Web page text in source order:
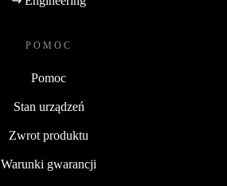
POMOC
Pomoc
Stan urządzeń
Zwrot produktu
Warunki gwarancji